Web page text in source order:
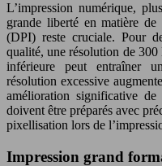
L’impression numérique,
grande liberté en matière de
(DPI) reste cruciale. Pour
qualité, une résolution de
inférieure peut entraîner
résolution excessive
amélioration significative
doivent être préparés avec
pixellisation lors de
Impression grand